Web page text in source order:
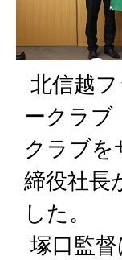
北信越
ークラブ
クラブを
締役社長
した。
塚口監